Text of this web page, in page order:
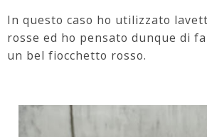
In questo caso ho utilizzato
rosse ed ho pensato dunque di
un bel fiocchetto rosso.